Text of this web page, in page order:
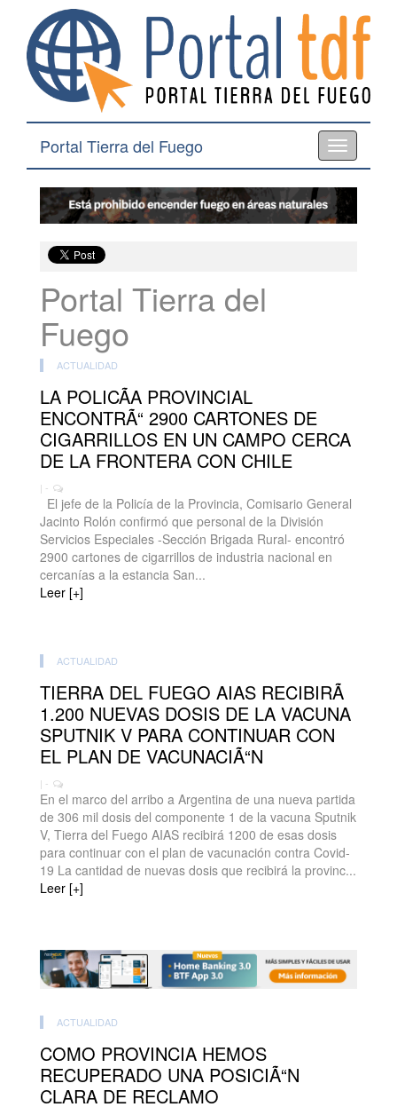
Toggle
navigation
Portal Tierra del Fuego
Portal Tierra del
Fuego
ACTUALIDAD
LA POLICÃA PROVINCIAL
ENCONTRÃ“ 2900 CARTONES DE
CIGARRILLOS EN UN CAMPO CERCA
DE LA FRONTERA CON CHILE
| -
El jefe de la Policía de la Provincia, Comisario General
Jacinto Rolón confirmó que personal de la División
Servicios Especiales -Sección Brigada Rural- encontró
2900 cartones de cigarrillos de industria nacional en
cercanías a la estancia San...
Leer [+]
ACTUALIDAD
TIERRA DEL FUEGO AIAS RECIBIRÃ
1.200 NUEVAS DOSIS DE LA VACUNA
SPUTNIK V PARA CONTINUAR CON
EL PLAN DE VACUNACIÃ“N
| -
En el marco del arribo a Argentina de una nueva partida
de 306 mil dosis del componente 1 de la vacuna Sputnik
V, Tierra del Fuego AIAS recibirá 1200 de esas dosis
para continuar con el plan de vacunación contra Covid-
19 La cantidad de nuevas dosis que recibirá la provinc...
Leer [+]
ACTUALIDAD
COMO PROVINCIA HEMOS
RECUPERADO UNA POSICIÃ“N
CLARA DE RECLAMO